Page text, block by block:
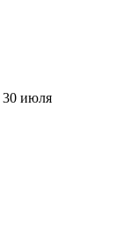
30 июля